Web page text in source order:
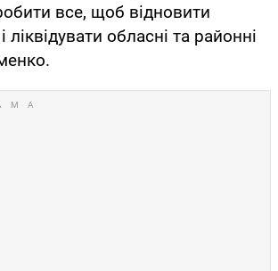
все, щоб відновити
обласні та районні